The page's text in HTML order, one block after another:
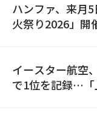
ハンファ、来月
火祭り2026」
イースター航空
で1位を記録…「